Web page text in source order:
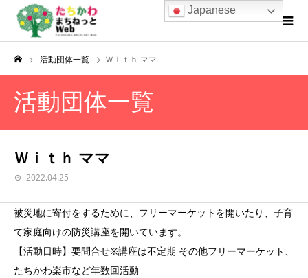
活動団体一覧 Ｗｉｔｈ ママ
活動団体一覧
Ｗｉｔｈ ママ
2022.04.25
被災地に寄付をするために、フリーマーケットを開いたり、子育
て家庭向けの防災講座を開いています。
【活動日時】要問合せ※講座は不定期 その他フリーマーケット、
たちかわ楽市など年数回活動
Japanese